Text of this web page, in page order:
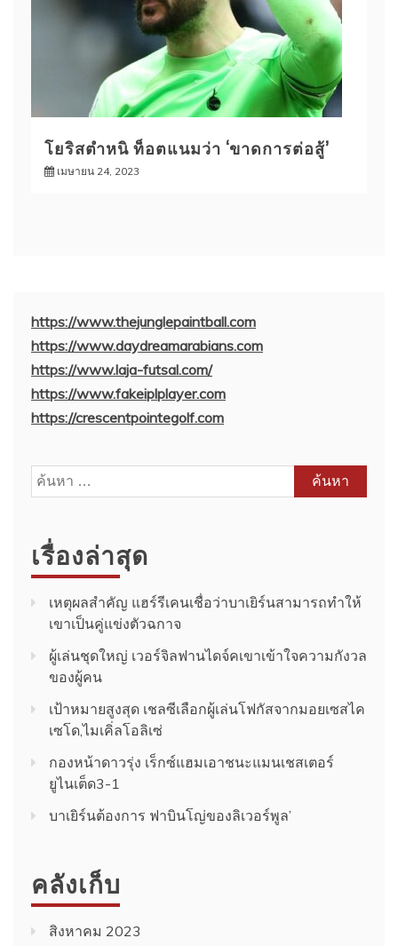
โยริสตำหนิ ท็อตแนมว่า ‘ขาดการต่อสู้’
เมษายน 24, 2023
https://www.thejunglepaintball.com
https://www.daydreamarabians.com
https://www.laja-futsal.com/
https://www.fakeiplplayer.com
https://crescentpointegolf.com
ค้นหา
สำหรับ:
เรื่องล่าสุด
เหตุผลสำคัญ แฮร์รีเคนเชื่อว่าบาเยิร์นสามารถทำให้
เขาเป็นคู่แข่งตัวฉกาจ
ผู้เล่นชุดใหญ่ เวอร์จิลฟานไดจ์คเขาเข้าใจความกังวล
ของผู้คน
เป้าหมายสูงสุด เชลซีเลือกผู้เล่นโฟกัสจากมอยเซสไค
เซโด,ไมเคิ่ลโอลิเซ่
กองหน้าดาวรุ่ง เร็กซ์แฮมเอาชนะแมนเชสเตอร์
ยูไนเต็ด3-1
บาเยิร์นต้องการ ฟาบินโญ่ของลิเวอร์พูล’
คลังเก็บ
สิงหาคม 2023